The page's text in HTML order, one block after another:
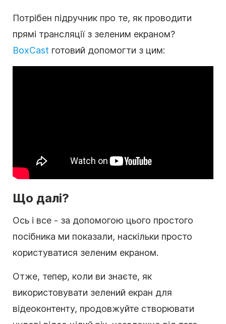
Потрібен підручник про те, як проводити
прямі трансляції з зеленим екраном?
BoxCast готовий допомогти з цим:
Що далі?
Ось і все - за допомогою цього простого
посібника ми показали, наскільки просто
користуватися зеленим екраном.
Отже, тепер, коли ви знаєте, як
використовувати зелений екран для
відеоконтенту, продовжуйте створювати